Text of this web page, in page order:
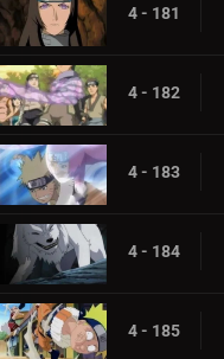
4 - 181
4 - 182
4 - 183
4 - 184
4 - 185